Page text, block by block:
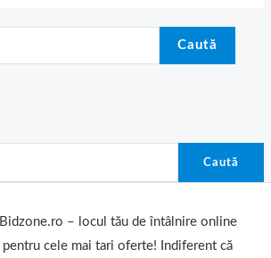
Caută
Caută
Bidzone.ro – locul tău de întâlnire online
pentru cele mai tari oferte! Indiferent că